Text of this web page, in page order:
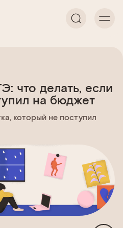
что делать, если
на бюджет
который не поступил